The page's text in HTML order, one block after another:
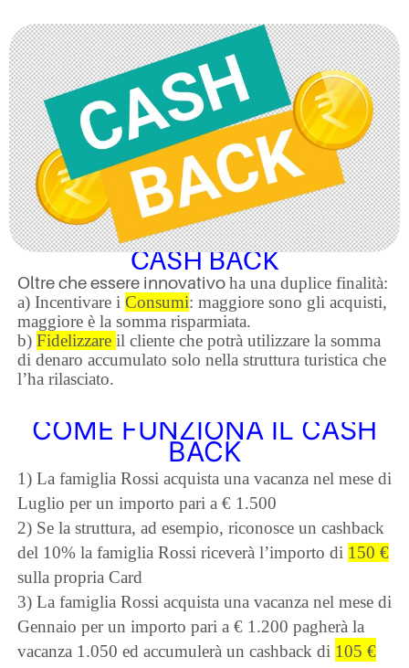
CASH BACK
Oltre che essere innovativoha una duplice finalità:
a) Incentivare i Consumi: maggiore sono gli acquisti,
maggiore è la somma risparmiata.
b) Fidelizzare il cliente che potrà utilizzare la somma
di denaro accumulato solo nella struttura turistica che
l’ha rilasciato.
COME FUNZIONA IL CASH
BACK
1) La famiglia Rossi acquista una vacanza nel mese di
Luglio per un importo pari a € 1.500
2) Se la struttura, ad esempio, riconosce un cashback
del 10% la famiglia Rossi riceverà l’importo di 150 €
sulla propria Card
3) La famiglia Rossi acquista una vacanza nel mese di
Gennaio per un importo pari a € 1.200 pagherà la
vacanza 1.050 ed accumulerà un cashback di 105 €